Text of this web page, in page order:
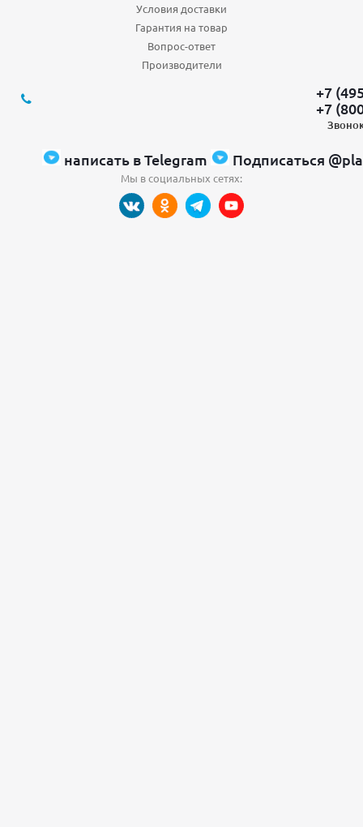
Условия доставки
Гарантия на товар
Вопрос-ответ
Производители
+7
+7
написать в Telegram Подписаться
Мы в социальных сетях: